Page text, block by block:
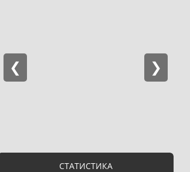
СТАТИСТИКА